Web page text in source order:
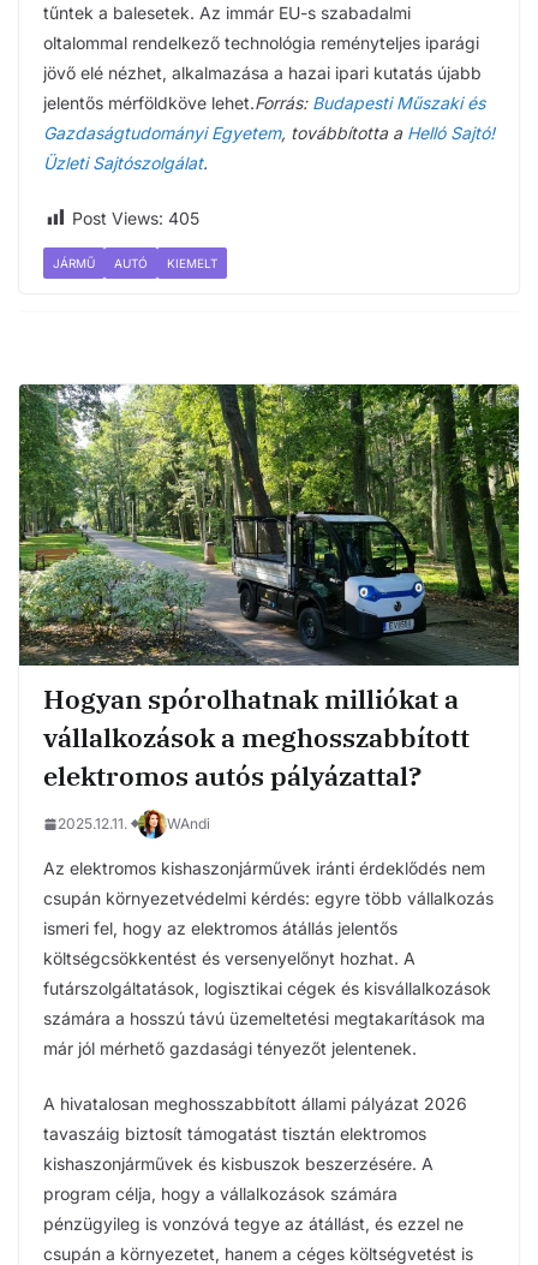
tűntek a balesetek. Az immár EU-s szabadalmi
oltalommal rendelkező technológia reményteljes iparági
jövő elé nézhet, alkalmazása a hazai ipari kutatás újabb
jelentős mérföldköve lehet.Forrás: Budapesti Műszaki és
Gazdaságtudományi Egyetem, továbbította a Helló Sajtó!
Üzleti Sajtószolgálat.
Post Views: 405
JÁRMŰ AUTÓ KIEMELT
Hogyan spórolhatnak milliókat a
vállalkozások a meghosszabbított
elektromos autós pályázattal?
2025.12.11. WAndi
Az elektromos kishaszonjárművek iránti érdeklődés nem
csupán környezetvédelmi kérdés: egyre több vállalkozás
ismeri fel, hogy az elektromos átállás jelentős
költségcsökkentést és versenyelőnyt hozhat. A
futárszolgáltatások, logisztikai cégek és kisvállalkozások
számára a hosszú távú üzemeltetési megtakarítások ma
már jól mérhető gazdasági tényezőt jelentenek.
A hivatalosan meghosszabbított állami pályázat 2026
tavaszáig biztosít támogatást tisztán elektromos
kishaszonjárművek és kisbuszok beszerzésére. A
program célja, hogy a vállalkozások számára
pénzügyileg is vonzóvá tegye az átállást, és ezzel ne
csupán a környezetet, hanem a céges költségvetést is